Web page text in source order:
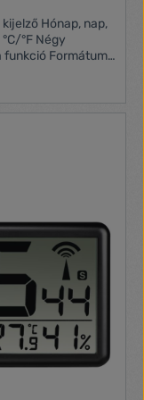
°F Négy
funkció Formátum:
működtethető